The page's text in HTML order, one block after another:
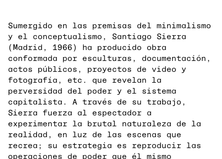
Sumergido en las premisas del minimalismo
y el conceptualismo, Santiago Sierra
(Madrid, 1966) ha producido obra
conformada por esculturas, documentación,
actos públicos, proyectos de video y
fotografía, etc. que revelan la
perversidad del poder y el sistema
capitalista. A través de su trabajo,
Sierra fuerza al espectador a
experimentar la brutal naturaleza de la
realidad, en luz de las escenas que
recrea; su estrategia es reproducir las
operaciones de poder que él mismo